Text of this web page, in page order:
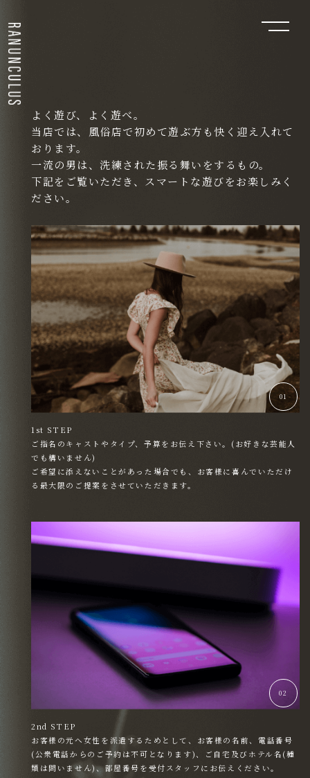
よく遊び、よく遊べ。
当店では、風俗店で初めて遊ぶ方も快く迎え入れて
おります。
一流の男は、洗練された振る舞いをするもの。
下記をご覧いただき、スマートな遊びをお楽しみく
ださい。
01
1st STEP
ご指名のキャストやタイプ、予算をお伝え下さい。(お好きな芸能人
でも構いません)
ご希望に添えないことがあった場合でも、お客様に喜んでいただけ
る最大限のご提案をさせていただきます。
02
2nd STEP
お客様の元へ女性を派遣するためとして、お客様の名前、電話番号
(公衆電話からのご予約は不可となります)、ご自宅及びホテル名(種
類は問いません)、部屋番号を受付スタッフにお伝えください。